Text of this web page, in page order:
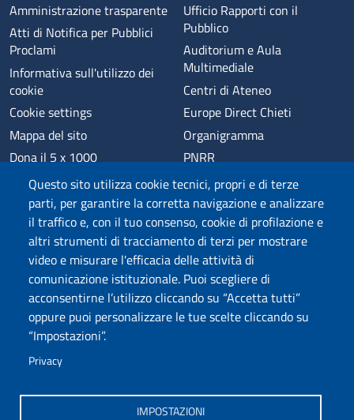
Questo sito utilizza cookie tecnici, propri e di terze
parti, per garantire la corretta navigazione e analizzare
il traffico e, con il tuo consenso, cookie di profilazione e
altri strumenti di tracciamento di terzi per mostrare
video e misurare l'efficacia delle attività di
comunicazione istituzionale. Puoi scegliere di
acconsentirne l’utilizzo cliccando su “Accetta tutti”
oppure puoi personalizzare le tue scelte cliccando su
“Impostazioni”.
Privacy
IMPOSTAZIONI
Amministrazione trasparente
Atti di Notifica per Pubblici
Proclami
Informativa sull'utilizzo dei
cookie
Cookie settings
Mappa del sito
Dona il 5 x 1000
Phishing
Privacy
Ufficio Rapporti con il
Pubblico
Auditorium e Aula
Multimediale
Centri di Ateneo
Europe Direct Chieti
Organigramma
PNRR
Alumni
Sede di Chieti
Sede di Pescara
Credits
Wi-Fi di Ateneo
App
SPID
Whistleblowing
Coro di Ateneo